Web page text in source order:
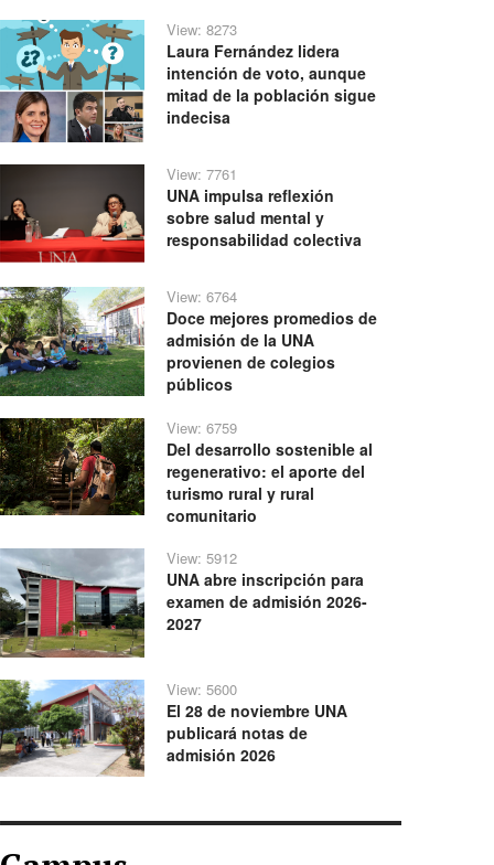
View: 8273
Laura Fernández lidera
intención de voto, aunque
mitad de la población sigue
indecisa
View: 7761
UNA impulsa reflexión
sobre salud mental y
responsabilidad colectiva
View: 6764
Doce mejores promedios de
admisión de la UNA
provienen de colegios
públicos
View: 6759
Del desarrollo sostenible al
regenerativo: el aporte del
turismo rural y rural
comunitario
View: 5912
UNA abre inscripción para
examen de admisión 2026-
2027
View: 5600
El 28 de noviembre UNA
publicará notas de
admisión 2026